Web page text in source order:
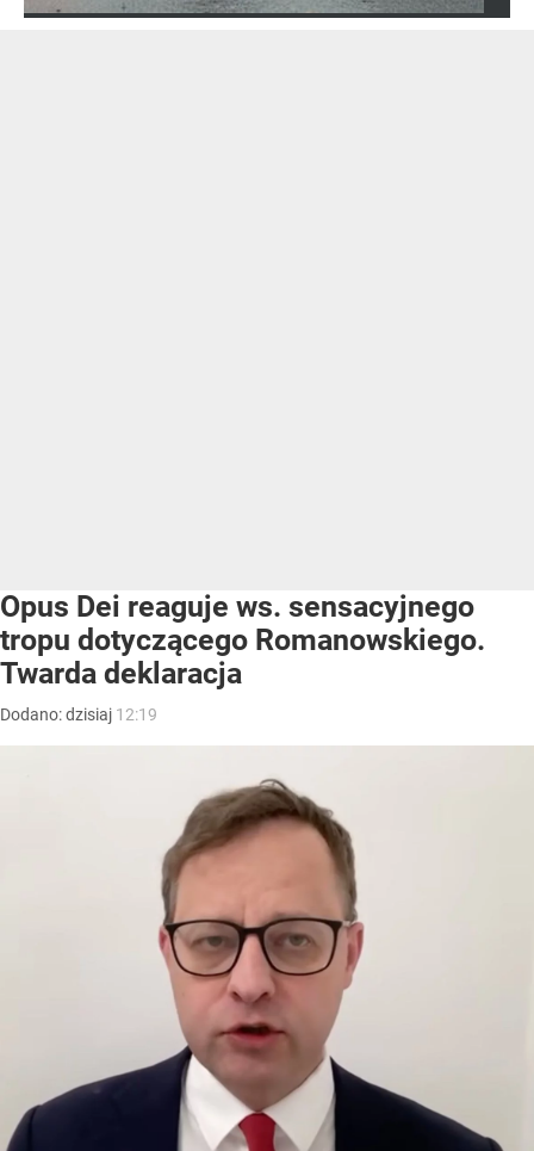
Opus Dei reaguje ws. sensacyjnego
tropu dotyczącego Romanowskiego.
Twarda deklaracja
Dodano:dzisiaj 12:19